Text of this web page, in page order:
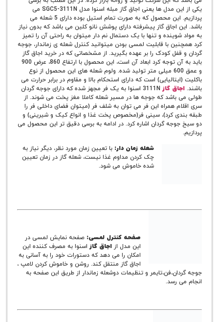
یکی از این مدل ها یعنی اجاق گاز مبله اسنوا مدل SGC5-3111N می
پردازیم. این محصول که به صورت تمام استیل بوده دارای 5 شعله می
اجاق گاز پیشرفته دارای پوشش نانو کلین می باشد که بدون نیاز
و تنها با یک دستمال نم دار میتوان به راحتی آن را تمیز
با قابلیت لمسی بودن میتوانید کنترل شعله ی زماندار، جوجه
کودک را بر عهده بگیرید. از مشخصاتی که در خرید اجاق گاز
باید به آن توجه کرد ابعاد آن است، این محصول با ارتفاع 860، عرض 900
و عمق 600 میلی متر تولید شده. ولوم شعله های این محصول از نوع
است که دارای استحکام بالا و مقاوم در برابر حرارت می
گاز
3111N اسنوا به یک فر مجهز شده که دارای جوجه گردان
که جوجه ها در مسیر شعله کاملا مغز پخت می شوند. از
همراه این فر می توان به شلف فر (میتوان فضای داخلی فر را
کرد)، سینی فر(مخصوص پخت غذا و انواع کیک و شیرینی) و
گردان اشاره کرد. در ادامه به برسی دقیق تر این محصول می
شعله زمان دار:با تعیین زمان مورد نظر، دیگر نیاز به
چک کردن مداوم غذا نیست، شعله گاز در زمان تعیین
شده خاموش می شود.
صفحه کنترل لمسی:صفحه نمایش لمسی در
اجاق گازاسنوا به مصرف کننده این
امکان را می دهد که دستورات خود را به آسانی به
اجاق گاز منتقل کند. روشن و خاموش کردن لامپ ،
و تنظیمات دوشعله زماندار از طریق این صفحه به